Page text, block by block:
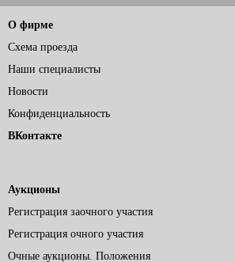
О фирме
Схема проезда
Наши специалисты
Новости
Конфиденциальность
ВКонтакте
Аукционы
Регистрация заочного участия
Регистрация очного участия
Очные аукционы. Положения